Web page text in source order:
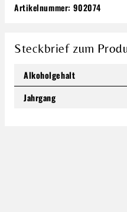
Präsentkarton für 3
7,98 €
Preise inkl. MwSt. zzgl. Versandkosten
Produkt Anzahl: Gib
Artikelnummer:902074
Steckbrief zum
Alkoholgehalt
Jahrgang